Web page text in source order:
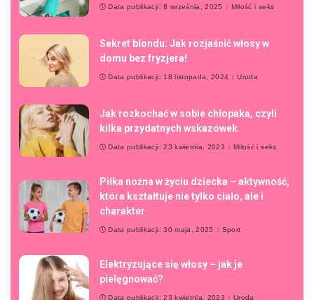
Data publikacji: 8 września, 2025 Miłość i seks
Sekret blondu: Jak rozjaśnić włosy w
domu bez fryzjera!
Data publikacji: 18 listopada, 2024 Uroda
Jak rozkochać w sobie chłopaka, czyli
kilka przydatnych wskazówek
Data publikacji: 23 kwietnia, 2023 Miłość i seks
Piłka nożna w życiu dziecka – aktywność,
która kształtuje nie tylko ciało, ale i
charakter
Data publikacji: 30 maja, 2025 Sport
Elektryzujące się włosy – jak je
pielęgnować?
Data publikacji: 23 kwietnia, 2023 Uroda